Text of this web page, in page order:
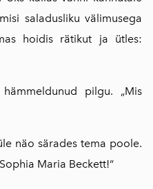
saladusliku välimusega
hoidis rätikut ja ütles:
pilgu. „Mis
näo särades tema poole.
Maria Beckett!“